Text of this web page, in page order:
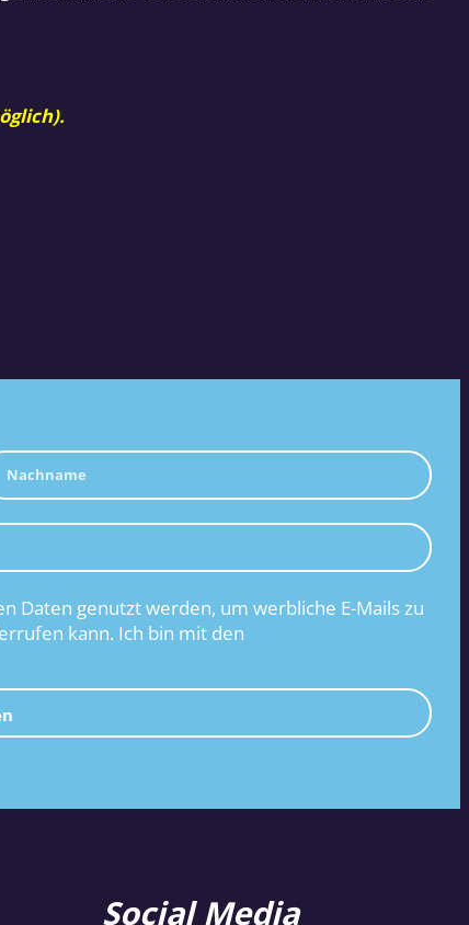
Daten genutzt werden, um werbliche E-Mails zu
kann. Ich bin mit den
Social Media